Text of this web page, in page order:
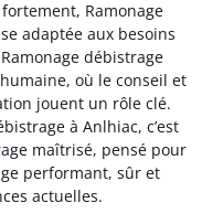
Ramonage
adaptée aux besoins
débistrage
où le conseil et
jouent un rôle clé.
à Anlhiac, c’est
maîtrisé, pensé pour
performant, sûr et
actuelles.